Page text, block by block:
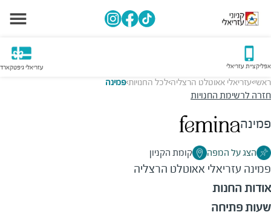
אפליקציית עזריאלי עזריאלי גיפטקארד
ראשי>עזריאלי אאוטלט הרצליה>לכל החנויות>פמינה
חזרה לרשימת החנויות
פמינה
הצג על המפה קומת הקניון
פמינה עזריאלי אאוטלט הרצליה
אודות החנות
שעות פתיחה